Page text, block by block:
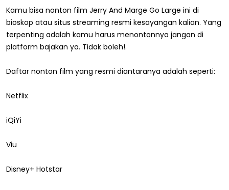
Kamu bisa nonton film Jerry And Marge Go Large ini di
bioskop atau situs streaming resmi kesayangan kalian. Yang
terpenting adalah kamu harus menontonnya jangan di
platform bajakan ya. Tidak boleh!.
Daftar nonton film yang resmi diantaranya adalah seperti:
Netflix
iQiYi
Viu
Disney+ Hotstar